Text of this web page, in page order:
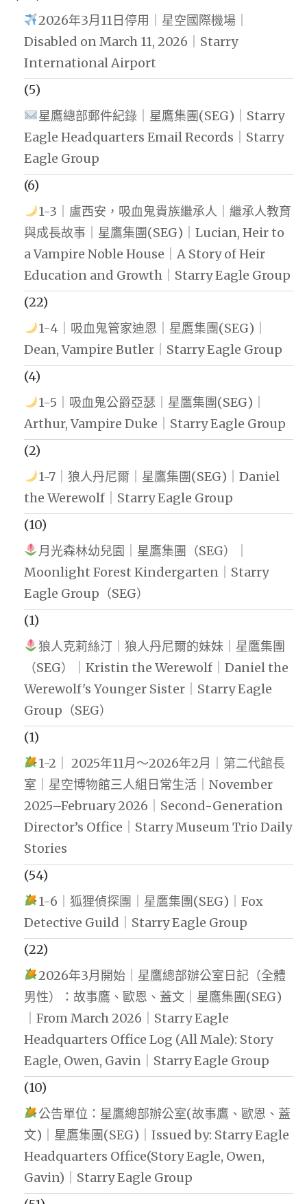
2026年3月11日停用｜星空國際機場｜
Disabled on March 11, 2026｜Starry
International Airport
(5)
星鷹總部郵件紀錄｜星鷹集團(SEG)｜Starry
Eagle Headquarters Email Records｜Starry
Eagle Group
(6)
1-3｜盧西安，吸血鬼貴族繼承人｜繼承人教育
與成長故事｜星鷹集團(SEG)｜Lucian, Heir to
a Vampire Noble House｜A Story of Heir
Education and Growth｜Starry Eagle Group
(22)
1-4｜吸血鬼管家迪恩｜星鷹集團(SEG)｜
Dean, Vampire Butler｜Starry Eagle Group
(4)
1-5｜吸血鬼公爵亞瑟｜星鷹集團(SEG)｜
Arthur, Vampire Duke｜Starry Eagle Group
(2)
1-7｜狼人丹尼爾｜星鷹集團(SEG)｜Daniel
the Werewolf｜Starry Eagle Group
(10)
月光森林幼兒園｜星鷹集團（SEG）｜
Moonlight Forest Kindergarten｜Starry
Eagle Group（SEG）
(1)
狼人克莉絲汀｜狼人丹尼爾的妹妹｜星鷹集團
（SEG）｜Kristin the Werewolf｜Daniel the
Werewolf's Younger Sister｜Starry Eagle
Group（SEG）
(1)
1-2｜ 2025年11月～2026年2月｜第二代館長
室｜星空博物館三人組日常生活｜November
2025–February 2026｜Second-Generation
Director’s Office｜Starry Museum Trio Daily
Stories
(54)
1-6｜狐狸偵探團｜星鷹集團(SEG)｜Fox
Detective Guild｜Starry Eagle Group
(22)
2026年3月開始｜星鷹總部辦公室日記（全體
男性）：故事鷹、歐恩、蓋文｜星鷹集團(SEG)
｜From March 2026｜Starry Eagle
Headquarters Office Log (All Male): Story
Eagle, Owen, Gavin｜Starry Eagle Group
(10)
公告單位：星鷹總部辦公室(故事鷹、歐恩、蓋
文)｜星鷹集團(SEG)｜Issued by: Starry Eagle
Headquarters Office(Story Eagle, Owen,
Gavin)｜Starry Eagle Group